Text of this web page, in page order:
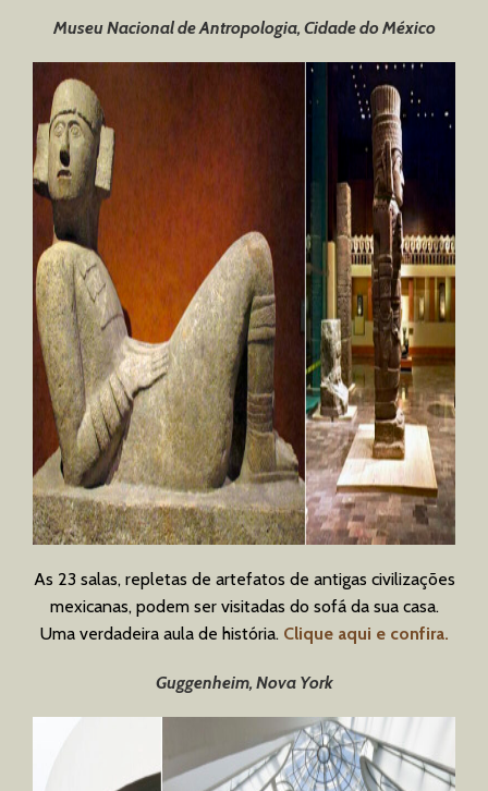
Museu Nacional de Antropologia, Cidade do México
As 23 salas, repletas de artefatos de antigas civilizações
mexicanas, podem ser visitadas do sofá da sua casa.
Uma verdadeira aula de história. Clique aqui e confira.
Guggenheim, Nova York